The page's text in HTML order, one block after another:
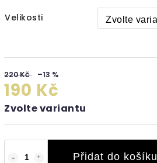
Velikosti
220 Kč –13 %
190 Kč
Zvolte variantu
Přidat do košíku